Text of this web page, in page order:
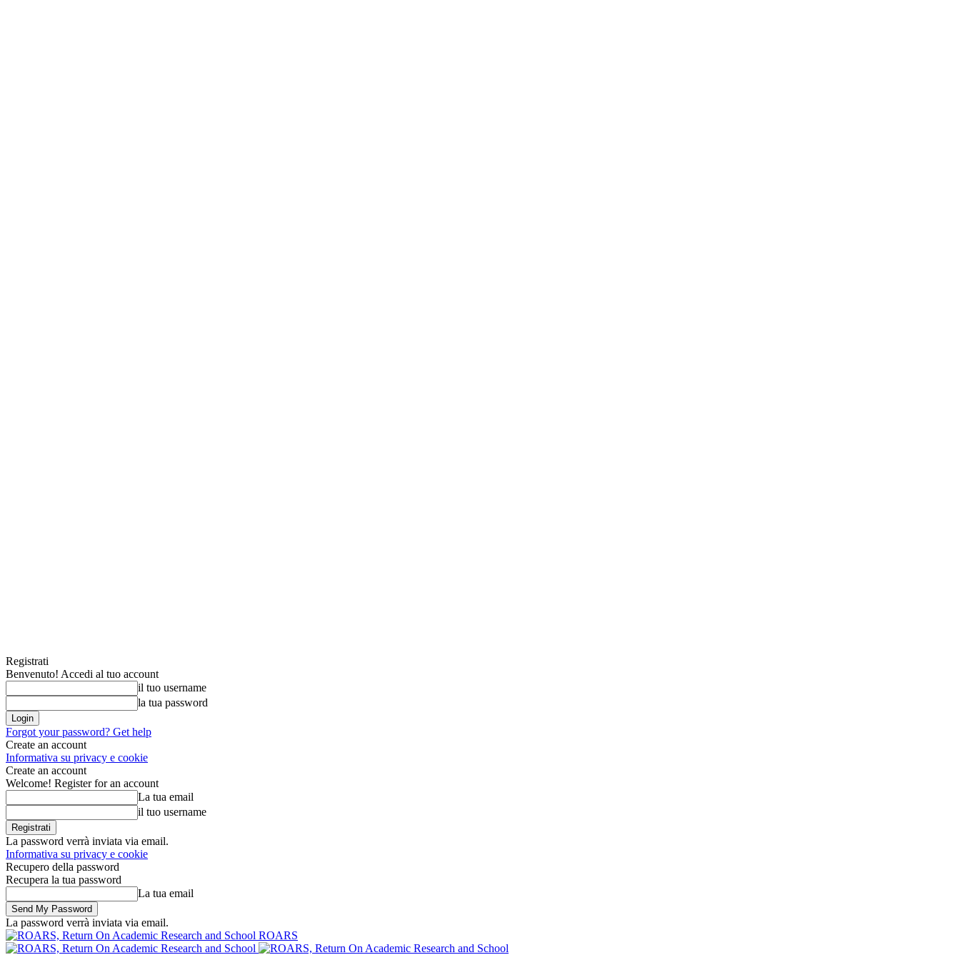
Registrati
Benvenuto! Accedi al tuo account
il tuo username
la tua password
Forgot your password? Get help
Create an account
Informativa su privacy e cookie
Create an account
Welcome! Register for an account
La tua email
il tuo username
La password verrà inviata via email.
Informativa su privacy e cookie
Recupero della password
Recupera la tua password
La tua email
La password verrà inviata via email.
ROARS